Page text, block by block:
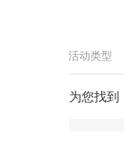
活动类型
为您找到